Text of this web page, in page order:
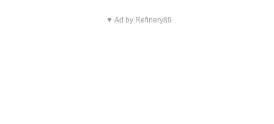
▼ Ad by Refinery89